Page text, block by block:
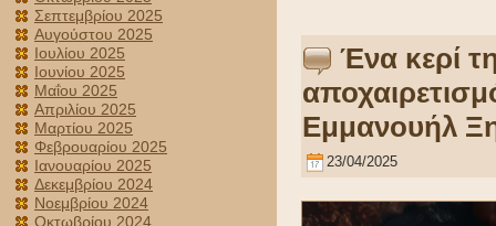
Σεπτεμβρίου 2025
Αυγούστου 2025
Ιουλίου 2025
Ιουνίου 2025
Μαΐου 2025
Απριλίου 2025
Μαρτίου 2025
Φεβρουαρίου 2025
Ιανουαρίου 2025
Δεκεμβρίου 2024
Νοεμβρίου 2024
Οκτωβρίου 2024
Ένα κερί
Εμμανουήλ
23/04/2025